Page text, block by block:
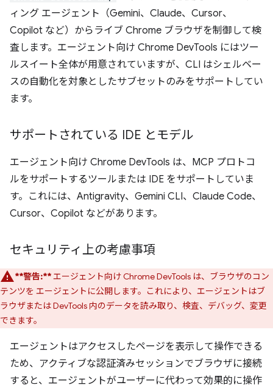
ィング エージェント（Gemini、Claude、Cursor、
Copilot など）からライブ Chrome ブラウザを制御して検
査します。エージェント向け Chrome DevTools にはツー
ルスイート全体が用意されていますが、CLI はシェルベー
スの自動化を対象としたサブセットのみをサポートしてい
ます。
サポートされている IDE とモデル
エージェント向け Chrome DevTools は、MCP プロトコ
ルをサポートするツールまたは IDE をサポートしていま
す。これには、Antigravity、Gemini CLI、Claude Code、
Cursor、Copilot などがあります。
セキュリティ上の考慮事項
**警告:**エージェント向け Chrome DevTools は、ブラウザのコン
テンツを エージェントに公開します。これにより、エージェントはブ
ラウザまたは DevTools 内のデータを読み取り、検査、デバッグ、変更
できます。
エージェントはアクセスしたページを表示して操作できる
ため、アクティブな認証済みセッションでブラウザに接続
すると、エージェントがユーザーに代わって効果的に操作